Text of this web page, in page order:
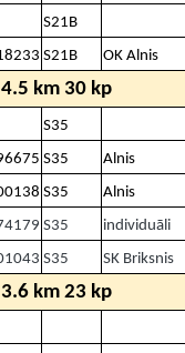
S21B
S21B OK Alnis
km 30 kp
S35
S35 Alnis
S35 Alnis
S35 individuāli
S35 SK Briksnis
km 23 kp